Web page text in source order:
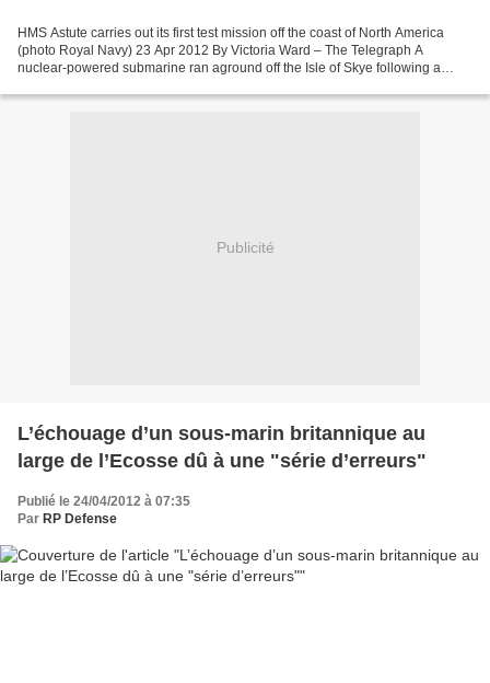
HMS Astute carries out its first test mission off the coast of North America
(photo Royal Navy) 23 Apr 2012 By Victoria Ward – The Telegraph A
nuclear-powered submarine ran aground off the Isle of Skye following a
Publicité
L’échouage d’un sous-marin britannique au
large de l’Ecosse dû à une "série d’erreurs"
Publié le 24/04/2012 à 07:35
Par RP Defense